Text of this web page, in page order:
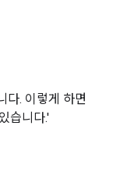
다. 이렇게 하면
습니다.'